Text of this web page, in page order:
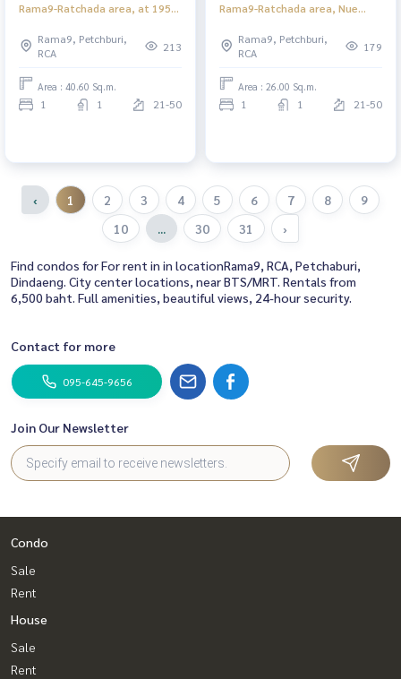
Rama9-Ratchada area, at 195
Rama9Rama9, Petchburi,
RCA
213
Area : 40.60 Sq.m.
1 1 21-50
Rama9-Ratchada area, Nue
Rama9, Petchburi,
RCA
179
Area : 26.00 Sq.m.
1 1 21-50
‹ 1 2 3 4 5 6 7 8
9
10
... 30 31 ›
Find condos for For rent in in locationRama9, RCA, Petchaburi,
Dindaeng. City center locations, near BTS/MRT. Rentals from
6,500 baht. Full amenities, beautiful views, 24-hour security.
Contact for more
095-645-9656
Join Our Newsletter
Condo
Sale
Rent
House
Sale
Rent